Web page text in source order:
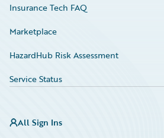
Insurance Tech FAQ
Marketplace
HazardHub Risk Assessment
Service Status
All Sign Ins